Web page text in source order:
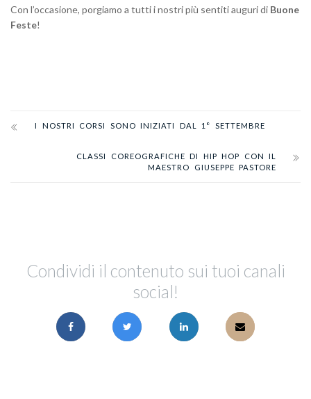
Con l’occasione, porgiamo a tutti i nostri più sentiti auguri di Buone
Feste!
I NOSTRI CORSI SONO INIZIATI DAL 1° SETTEMBRE
CLASSI COREOGRAFICHE DI HIP HOP CON IL
MAESTRO GIUSEPPE PASTORE
Condividi il contenuto sui tuoi canali
social!